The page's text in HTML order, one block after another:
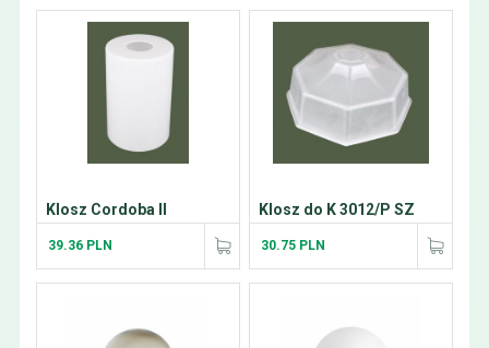
Klosz Cordoba II
39.36 PLN
Klosz do K 3012/P SZ
30.75 PLN